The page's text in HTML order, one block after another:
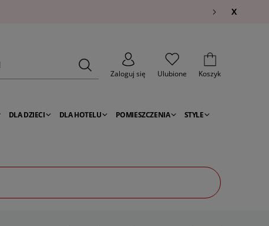
X
Zaloguj się
Ulubione Koszyk
DLA DZIECI DLA HOTELU POMIESZCZENIA STYLE